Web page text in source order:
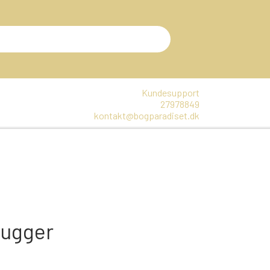
BØGER
Kundesupport
27978849
kontakt@bogparadiset.dk